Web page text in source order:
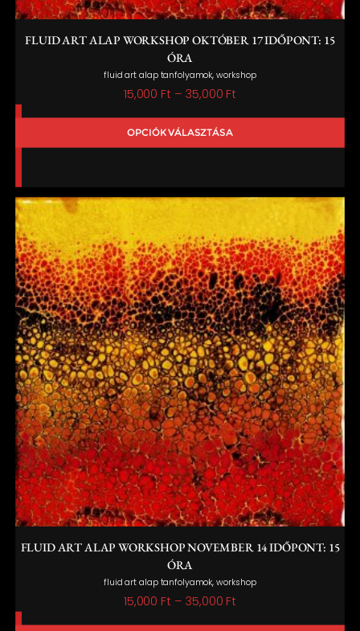
FLUID ART ALAP WORKSHOP OKTÓBER 17 IDŐPONT: 15
ÓRA
fluid art alap tanfolyamok,workshop
15,000 Ft – 35,000 FtÁrtartomány:
15,000 Ft
OPCIÓK VÁLASZTÁSA
FLUID ART ALAP WORKSHOP NOVEMBER 14 IDŐPONT: 15
ÓRA
fluid art alap tanfolyamok,workshop
15,000 Ft – 35,000 FtÁrtartomány:
15,000 Ft